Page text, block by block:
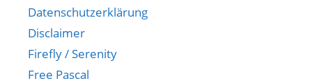
Datenschutzerklärung
Disclaimer
Firefly / Serenity
Free Pascal